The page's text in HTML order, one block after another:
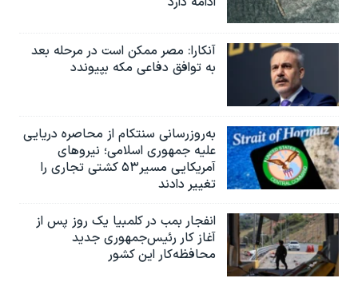
آنکارا: مصر ممکن است در مرحله بعد
به توافق دفاعی مکه بپیوندد
به‌روزرسانی سنتکام از محاصره دریایی
علیه جمهوری اسلامی؛ نیروهای
آمریکایی مسیر۵۳ کشتی تجاری را
تغییر دادند
انفجار بمب‌‌ در کلمبیا یک روز پس از
آغاز کار رئیس‌جمهوری جدید
محافظه‌کار این کشور